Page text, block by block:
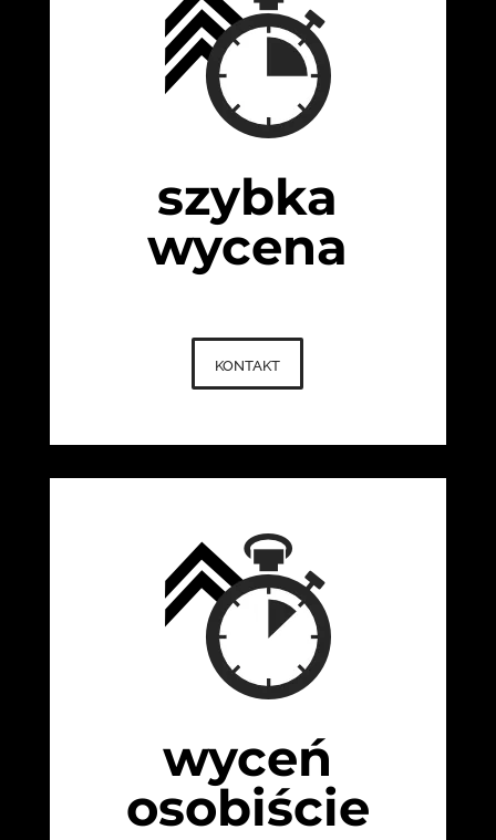
szybka
wycena
kontakt
wyceń
osobiście